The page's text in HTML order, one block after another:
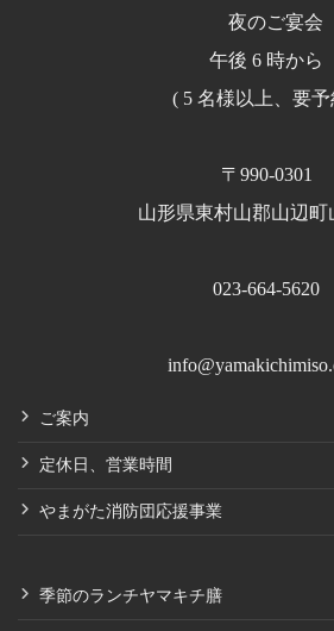
夜のご宴会
午後 6 時から
( 5 名様以上、要予
〒990-0301
山形県東村山郡山辺町
023-664-5620
ご案内
定休日、営業時間
やまがた消防団応援事業
季節のランチヤマキチ膳